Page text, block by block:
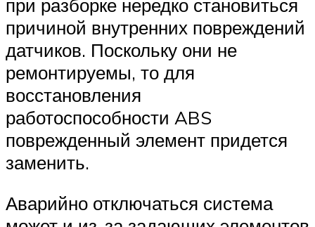
при разборке нередко становиться
причиной внутренних повреждений
датчиков. Поскольку они не
ремонтируемы, то для
восстановления
работоспособности ABS
поврежденный элемент придется
заменить.
Аварийно отключаться система